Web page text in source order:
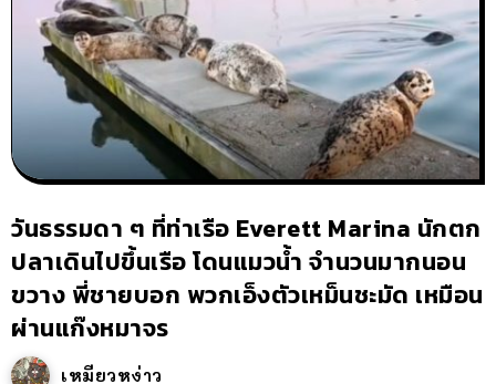
วันธรรมดา ๆ ที่ท่าเรือ Everett Marina นักตก
ปลาเดินไปขึ้นเรือ โดนแมวน้ำ จำนวนมากนอน
ขวาง พี่ชายบอก พวกเอ็งตัวเหม็นชะมัด เหมือน
ผ่านแก๊งหมาจร
เหมียวหง่าว